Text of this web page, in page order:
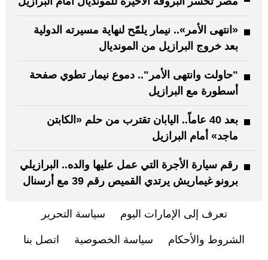
«انتهى الأمر».. نيمار يلمّح لنهاية مسيرته الدولية
بعد خروج البرازيل من المونديال
"حاولت وانتهى الأمر".. دموع نيمار تطوي صفحة
أسطورة مع البرازيل
بعد 40 عاماً.. اليابان تقترب من حلم «الكابتن
ماجد» أمام البرازيل
رقم سيارة الأجرة التي عمل عليها والده.. البرازيلي
برونو غيماريش يرتدي القميص رقم 39 مع أرسنال
تعرف إلى الإمارات اليوم سياسة التحرير
الشروط والأحكام سياسة الخصوصية اتصل بنا